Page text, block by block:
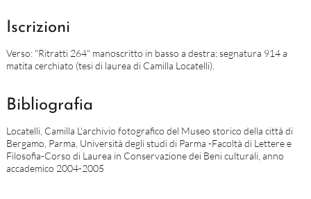
Iscrizioni
Verso: "Ritratti 264" manoscritto in basso a destra; segnatura 914 a
matita cerchiato (tesi di laurea di Camilla Locatelli).
Bibliografia
Locatelli, Camilla L'archivio fotografico del Museo storico della città di
Bergamo, Parma, Università degli studi di Parma -Facoltà di Lettere e
Filosofia-Corso di Laurea in Conservazione dei Beni culturali, anno
accademico 2004-2005